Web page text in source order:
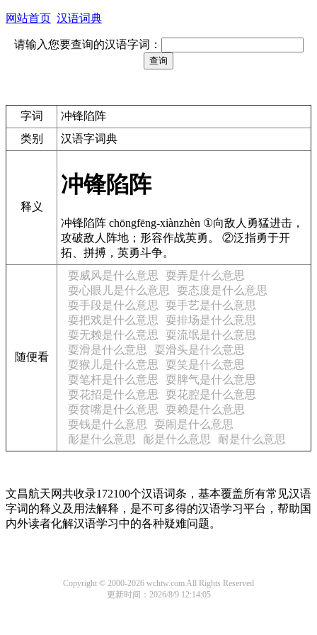
网站首页 汉语词典
请输入您要查询的汉语字词：
字词
冲锋陷阵
类别
汉语字词典
释义
冲锋陷阵
冲锋陷阵 chōngfēng-xiànzhèn ①向敌人勇猛进击，
攻破敌人阵地；形容作战英勇。 ②泛指勇于开
拓、拼搏，英勇斗争。
随便看
耍威风是什么意思
耍弄是什么意思
耍心眼儿是什么意思
耍态度是什么意思
耍手段是什么意思
耍手艺是什么意思
耍把戏是什么意思
耍排场是什么意思
耍无赖是什么意思
耍流氓是什么意思
耍滑是什么意思
耍滑头是什么意思
耍猴儿是什么意思
耍笑是什么意思
耍笔杆是什么意思
耍脾气是什么意思
耍花招是什么意思
耍花腔是什么意思
耍贫嘴是什么意思
耍赖是什么意思
耍钱是什么意思
耍闹是什么意思
耏是什么意思
耏是什么意思 耐是什么意思
文昌航天网共收录172100个汉语词条，基本覆盖所有常见汉语
字词的释义及用法解释，是不可多得的汉语学习平台，帮助国
内外读者化解汉语学习中的各种疑难问题。
Copyright © 2000-2026 wchtw.com All Rights Reserved
更新时间：2026/8/9 12:14:05